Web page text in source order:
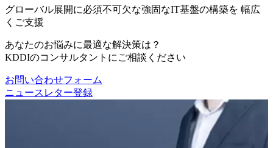
グローバル展開に必須不可欠な強固なIT基盤の構築を 幅広
くご支援
あなたのお悩みに最適な解決策は？
KDDIのコンサルタントにご相談ください
お問い合わせフォーム
ニュースレター登録